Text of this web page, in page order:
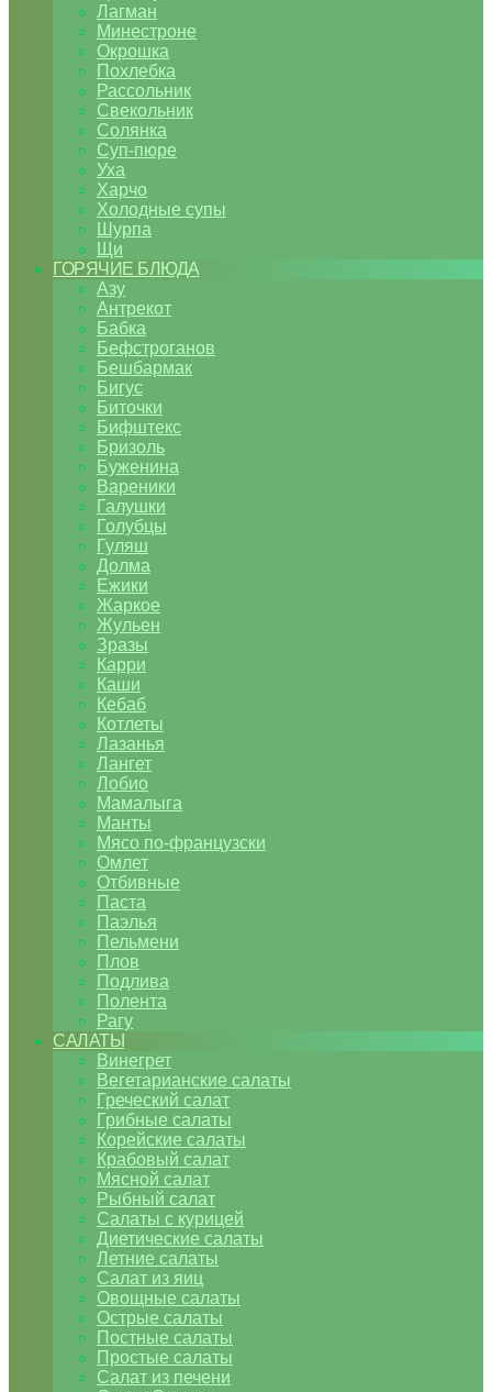
Лагман
Минестроне
Окрошка
Похлебка
Рассольник
Свекольник
Солянка
Суп-пюре
Уха
Харчо
Холодные супы
Шурпа
Щи
ГОРЯЧИЕ БЛЮДА
Азу
Антрекот
Бабка
Бефстроганов
Бешбармак
Бигус
Биточки
Бифштекс
Бризоль
Буженина
Вареники
Галушки
Голубцы
Гуляш
Долма
Ежики
Жаркое
Жульен
Зразы
Карри
Каши
Кебаб
Котлеты
Лазанья
Лангет
Лобио
Мамалыга
Манты
Мясо по-французски
Омлет
Отбивные
Паста
Паэлья
Пельмени
Плов
Подлива
Полента
Рагу
САЛАТЫ
Винегрет
Вегетарианские салаты
Греческий салат
Грибные салаты
Корейские салаты
Крабовый салат
Мясной салат
Рыбный салат
Салаты с курицей
Диетические салаты
Летние салаты
Салат из яиц
Овощные салаты
Острые салаты
Постные салаты
Простые салаты
Салат из печени